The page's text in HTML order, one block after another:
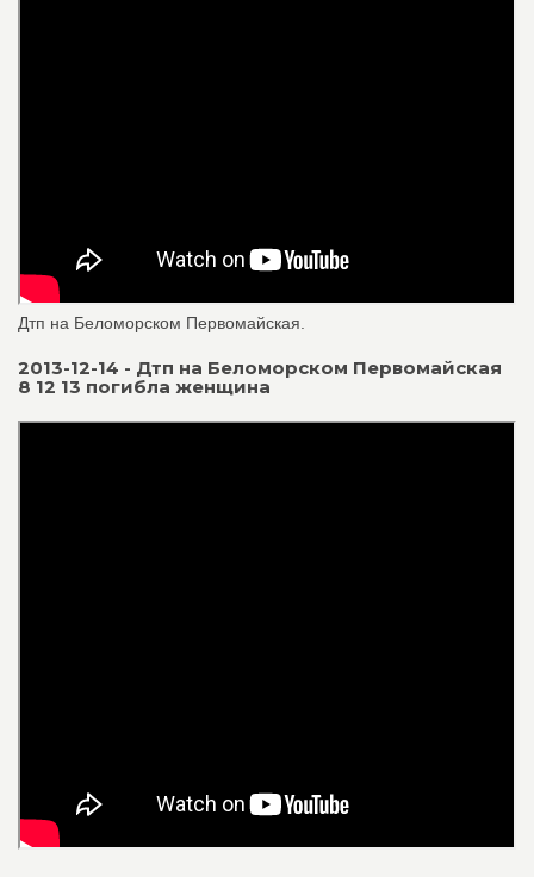
Дтп на Беломорском Первомайская.
2013-12-14 - Дтп на Беломорском Первомайская
8 12 13 погибла женщина